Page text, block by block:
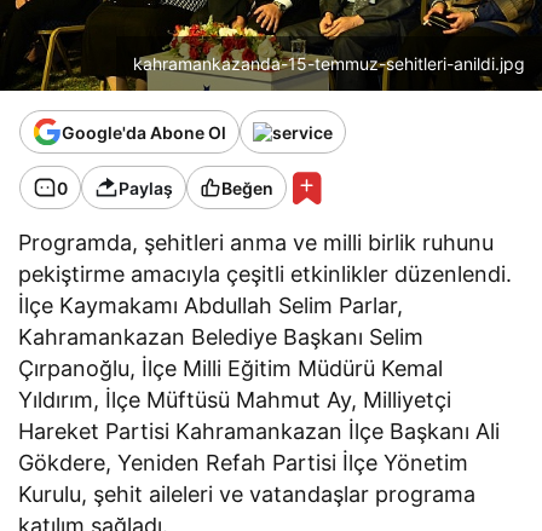
kahramankazanda-15-temmuz-sehitleri-anildi.jpg
Google'da Abone Ol
0 Paylaş Beğen
Programda, şehitleri anma ve milli birlik ruhunu
pekiştirme amacıyla çeşitli etkinlikler düzenlendi.
İlçe Kaymakamı Abdullah Selim Parlar,
Kahramankazan Belediye Başkanı Selim
Çırpanoğlu, İlçe Milli Eğitim Müdürü Kemal
Yıldırım, İlçe Müftüsü Mahmut Ay, Milliyetçi
Hareket Partisi Kahramankazan İlçe Başkanı Ali
Gökdere, Yeniden Refah Partisi İlçe Yönetim
Kurulu, şehit aileleri ve vatandaşlar programa
katılım sağladı.